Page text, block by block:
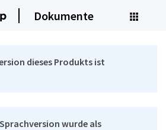
Dokumente
dieses Produkts ist
wurde als